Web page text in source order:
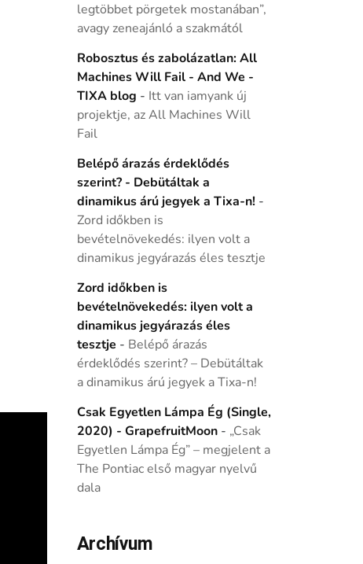
legtöbbet pörgetek mostanában”,
avagy zeneajánló a szakmától
Robosztus és zabolázatlan: All
Machines Will Fail - And We -
TIXA blog - Itt van iamyank új
projektje, az All Machines Will
Fail
Belépő árazás érdeklődés
szerint? - Debütáltak a
dinamikus árú jegyek a Tixa-n! -
Zord időkben is
bevételnövekedés: ilyen volt a
dinamikus jegyárazás éles tesztje
Zord időkben is
bevételnövekedés: ilyen volt a
dinamikus jegyárazás éles
tesztje - Belépő árazás
érdeklődés szerint? – Debütáltak
a dinamikus árú jegyek a Tixa-n!
Csak Egyetlen Lámpa Ég (Single,
2020) - GrapefruitMoon- „Csak
Egyetlen Lámpa Ég” – megjelent a
The Pontiac első magyar nyelvű
dala
Archívum